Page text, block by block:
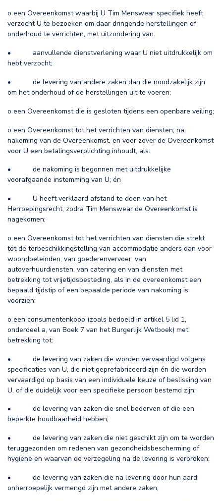
o een Overeenkomst waarbij U Tim Menswear specifiek heeft
verzocht U te bezoeken om daar dringende herstellingen of
onderhoud te verrichten, met uitzondering van:
• aanvullende dienstverlening waar U niet uitdrukkelijk om
hebt verzocht;
• de levering van andere zaken dan die noodzakelijk zijn
om het onderhoud of de herstellingen uit te voeren;
o een Overeenkomst die is gesloten tijdens een openbare veiling;
o een Overeenkomst tot het verrichten van diensten, na
nakoming van de Overeenkomst, en voor zover de Overeenkomst
voor U een betalingsverplichting inhoudt, als:
• de nakoming is begonnen met uitdrukkelijke
voorafgaande instemming van U; én
• U heeft verklaard afstand te doen van het
Herroepingsrecht, zodra Tim Menswear de Overeenkomst is
nagekomen;
o een Overeenkomst tot het verrichten van diensten die strekt
tot de terbeschikkingstelling van accommodatie anders dan voor
woondoeleinden, van goederenvervoer, van
autoverhuurdiensten, van catering en van diensten met
betrekking tot vrijetijdsbesteding, als in de overeenkomst een
bepaald tijdstip of een bepaalde periode van nakoming is
voorzien;
o een consumentenkoop (zoals bedoeld in artikel 5 lid 1,
onderdeel a, van Boek 7 van het Burgerlijk Wetboek) met
betrekking tot:
• de levering van zaken die worden vervaardigd volgens
specificaties van U, die niet geprefabriceerd zijn én die worden
vervaardigd op basis van een individuele keuze of beslissing van
U, of die duidelijk voor een specifieke persoon bestemd zijn;
• de levering van zaken die snel bederven of die een
beperkte houdbaarheid hebben;
• de levering van zaken die niet geschikt zijn om te worden
teruggezonden om redenen van gezondheidsbescherming of
hygiëne en waarvan de verzegeling na de levering is verbroken;
• de levering van zaken die na levering door hun aard
onherroepelijk vermengd zijn met andere zaken;